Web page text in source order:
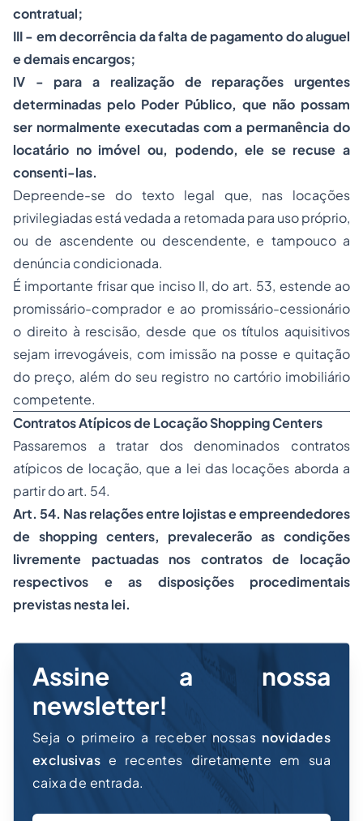
contratual;
III - em decorrência da falta de pagamento do aluguel
e demais encargos;
IV - para a realização de reparações urgentes
determinadas pelo Poder Público, que não possam
ser normalmente executadas com a permanência do
locatário no imóvel ou, podendo, ele se recuse a
consenti-las.
Depreende-se do texto legal que, nas locações
privilegiadas está vedada a retomada para uso próprio,
ou de ascendente ou descendente, e tampouco a
denúncia condicionada.
É importante frisar que inciso II, do art. 53, estende ao
promissário-comprador e ao promissário-cessionário
o direito à rescisão, desde que os títulos aquisitivos
sejam irrevogáveis, com imissão na posse e quitação
do preço, além do seu registro no cartório imobiliário
competente.
Contratos Atípicos de Locação Shopping Centers
Passaremos a tratar dos denominados contratos
atípicos de locação, que a lei das locações aborda a
partir do art. 54.
Art. 54. Nas relações entre lojistas e empreendedores
de shopping centers, prevalecerão as condições
livremente pactuadas nos contratos de locação
respectivos e as disposições procedimentais
previstas nesta lei.
Assine a nossa
newsletter!
Seja o primeiro a receber nossas novidades
exclusivas e recentes diretamente em sua
caixa de entrada.